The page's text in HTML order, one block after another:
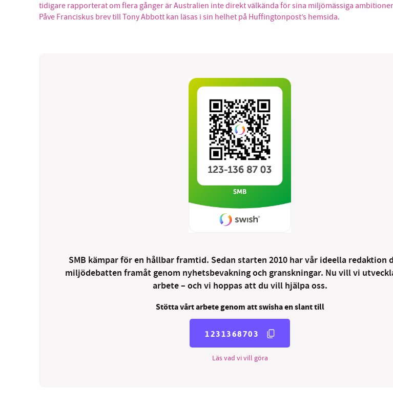
tidigare rapporterat om flera gånger är Australien inte direkt välkända för sina miljömässiga
Påve Franciskus brev till Tony Abbott kan läsas i sin helhet på Huffingtonpost’s hemsida.
SMB kämpar för en hållbar framtid. Sedan starten 2010 har vår ideella redaktion
miljödebatten framåt genom nyhetsbevakning och granskningar. Nu vill vi
arbete – och vi hoppas att du vill hjälpa oss.
Stötta vårt arbete genom att swisha en slant till
1231368703
Läs vad vi vill göra